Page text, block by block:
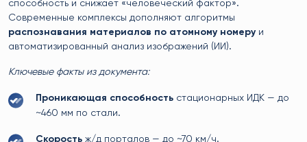
способность и снижает «человеческий фактор».
Современные комплексы дополняют алгоритмы
распознавания материалов по атомному номеруи
автоматизированный анализ изображений (ИИ).
Ключевые факты из документа:
Проникающая способность стационарных ИДК — до
~460 мм по стали.
Скорость ж/д порталов — до ~70 км/ч.